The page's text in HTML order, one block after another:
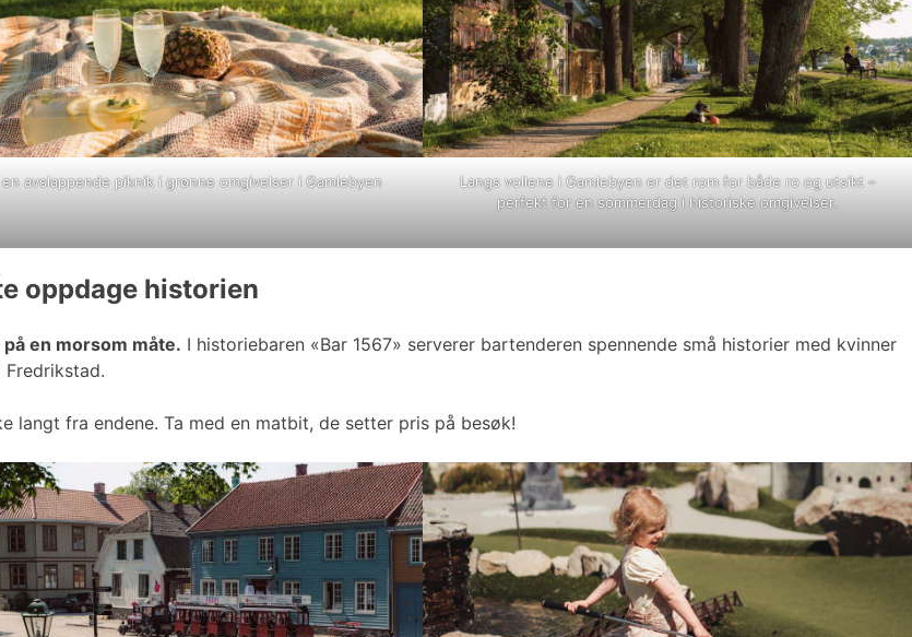
avslappende piknik i grønne omgivelser i Gamlebyen
Langs vollene i Gamlebyen er det rom for både ro og utsikt –
perfekt for en sommerdag i historiske omgivelser.
oppdage historien
en morsom måte. I historiebaren «Bar 1567» serverer bartenderen spennende små historier med kvinner
langt fra endene. Ta med en matbit, de setter pris på besøk!